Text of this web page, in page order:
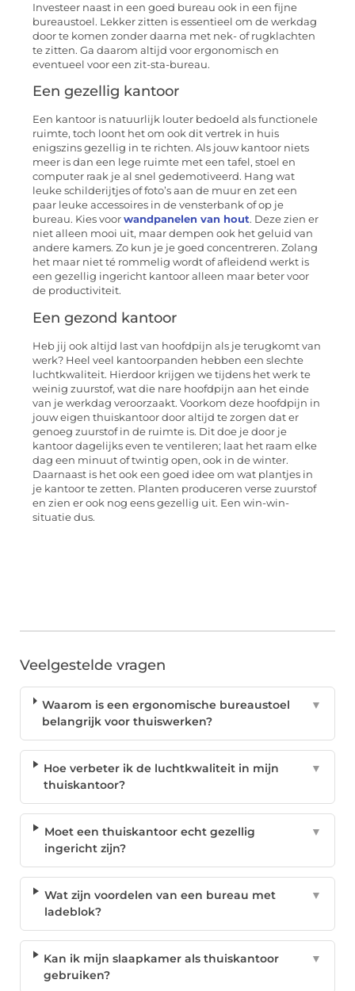
Investeer naast in een goed bureau ook in een fijne
bureaustoel. Lekker zitten is essentieel om de werkdag
door te komen zonder daarna met nek- of rugklachten
te zitten. Ga daarom altijd voor ergonomisch en
eventueel voor een zit-sta-bureau.
Een gezellig kantoor
Een kantoor is natuurlijk louter bedoeld als functionele
ruimte, toch loont het om ook dit vertrek in huis
enigszins gezellig in te richten. Als jouw kantoor niets
meer is dan een lege ruimte met een tafel, stoel en
computer raak je al snel gedemotiveerd. Hang wat
leuke schilderijtjes of foto’s aan de muur en zet een
paar leuke accessoires in de vensterbank of op je
bureau. Kies voor wandpanelen van hout. Deze zien er
niet alleen mooi uit, maar dempen ook het geluid van
andere kamers. Zo kun je je goed concentreren. Zolang
het maar niet té rommelig wordt of afleidend werkt is
een gezellig ingericht kantoor alleen maar beter voor
de productiviteit.
Een gezond kantoor
Heb jij ook altijd last van hoofdpijn als je terugkomt van
werk? Heel veel kantoorpanden hebben een slechte
luchtkwaliteit. Hierdoor krijgen we tijdens het werk te
weinig zuurstof, wat die nare hoofdpijn aan het einde
van je werkdag veroorzaakt. Voorkom deze hoofdpijn in
jouw eigen thuiskantoor door altijd te zorgen dat er
genoeg zuurstof in de ruimte is. Dit doe je door je
kantoor dagelijks even te ventileren; laat het raam elke
dag een minuut of twintig open, ook in de winter.
Daarnaast is het ook een goed idee om wat plantjes in
je kantoor te zetten. Planten produceren verse zuurstof
en zien er ook nog eens gezellig uit. Een win-win-
situatie dus.
Veelgestelde vragen
Waarom is een ergonomische bureaustoel
belangrijk voor thuiswerken?
▼
Hoe verbeter ik de luchtkwaliteit in mijn
thuiskantoor?
▼
Moet een thuiskantoor echt gezellig
ingericht zijn?
▼
Wat zijn voordelen van een bureau met
ladeblok?
▼
Kan ik mijn slaapkamer als thuiskantoor
gebruiken?
▼